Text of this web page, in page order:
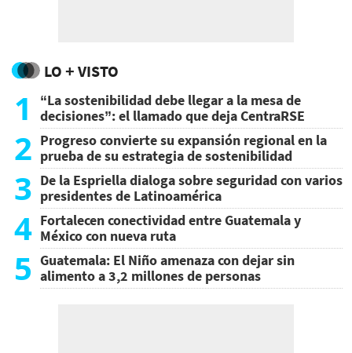
LO + VISTO
1
“La sostenibilidad debe llegar a la mesa de
decisiones”: el llamado que deja CentraRSE
2 Progreso convierte su expansión regional en la
prueba de su estrategia de sostenibilidad
3 De la Espriella dialoga sobre seguridad con varios
presidentes de Latinoamérica
4 Fortalecen conectividad entre Guatemala y
México con nueva ruta
5 Guatemala: El Niño amenaza con dejar sin
alimento a 3,2 millones de personas